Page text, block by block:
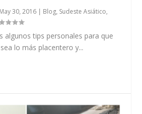
May 30, 2016 | Blog, Sudeste Asiático,
algunos tips personales para que
lo más placentero y...